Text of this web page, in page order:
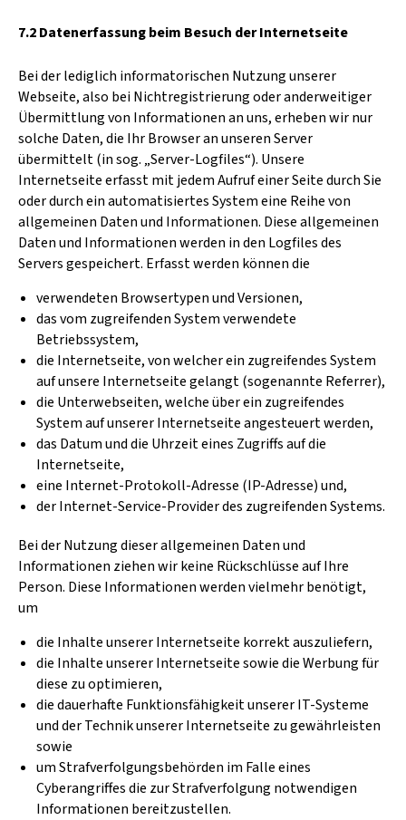
7.2 Datenerfassung beim Besuch der Internetseite
Bei der lediglich informatorischen Nutzung unserer
Webseite, also bei Nichtregistrierung oder anderweitiger
Übermittlung von Informationen an uns, erheben wir nur
solche Daten, die Ihr Browser an unseren Server
übermittelt (in sog. „Server-Logfiles“). Unsere
Internetseite erfasst mit jedem Aufruf einer Seite durch Sie
oder durch ein automatisiertes System eine Reihe von
allgemeinen Daten und Informationen. Diese allgemeinen
Daten und Informationen werden in den Logfiles des
Servers gespeichert. Erfasst werden können die
verwendeten Browsertypen und Versionen,
das vom zugreifenden System verwendete
Betriebssystem,
die Internetseite, von welcher ein zugreifendes System
auf unsere Internetseite gelangt (sogenannte Referrer),
die Unterwebseiten, welche über ein zugreifendes
System auf unserer Internetseite angesteuert werden,
das Datum und die Uhrzeit eines Zugriffs auf die
Internetseite,
eine Internet-Protokoll-Adresse (IP-Adresse) und,
der Internet-Service-Provider des zugreifenden Systems.
Bei der Nutzung dieser allgemeinen Daten und
Informationen ziehen wir keine Rückschlüsse auf Ihre
Person. Diese Informationen werden vielmehr benötigt,
um
die Inhalte unserer Internetseite korrekt auszuliefern,
die Inhalte unserer Internetseite sowie die Werbung für
diese zu optimieren,
die dauerhafte Funktionsfähigkeit unserer IT-Systeme
und der Technik unserer Internetseite zu gewährleisten
sowie
um Strafverfolgungsbehörden im Falle eines
Cyberangriffes die zur Strafverfolgung notwendigen
Informationen bereitzustellen.